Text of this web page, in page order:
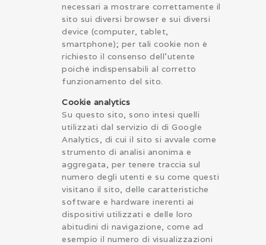
necessari a mostrare correttamente il
sito sui diversi browser e sui diversi
device (computer, tablet,
smartphone); per tali cookie non è
richiesto il consenso dell’utente
poiché indispensabili al corretto
funzionamento del sito.
Cookie analytics
Su questo sito, sono intesi quelli
utilizzati dal servizio di di Google
Analytics, di cui il sito si avvale come
strumento di analisi anonima e
aggregata, per tenere traccia sul
numero degli utenti e su come questi
visitano il sito, delle caratteristiche
software e hardware inerenti ai
dispositivi utilizzati e delle loro
abitudini di navigazione, come ad
esempio il numero di visualizzazioni